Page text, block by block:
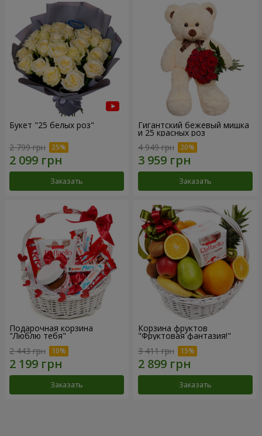
Букет "25 белых роз"
2 799 грн
Заказать
Гигантский бежевый мишка
и 25 красных роз
4 949 грн
Заказать
Подарочная корзина
"Люблю тебя"
2 443 грн
Заказать
Корзина фруктов
"Фруктовая фантазия!"
3 411 грн
Заказать